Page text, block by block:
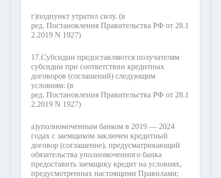
г)подпункт утратил силу. (в
ред. Постановления Правительства РФ от 28.1
2.2019 N 1927)
17.Субсидии предоставляются получателям
субсидии при соответствии кредитных
договоров (соглашений) следующим
условиям: (в
ред. Постановления Правительства РФ от 28.1
2.2019 N 1927)
а)уполномоченным банком в 2019 — 2024
годах с заемщиком заключен кредитный
договор (соглашение), предусматривающий
обязательства уполномоченного банка
предоставить заемщику кредит на условиях,
предусмотренных настоящими Правилами;